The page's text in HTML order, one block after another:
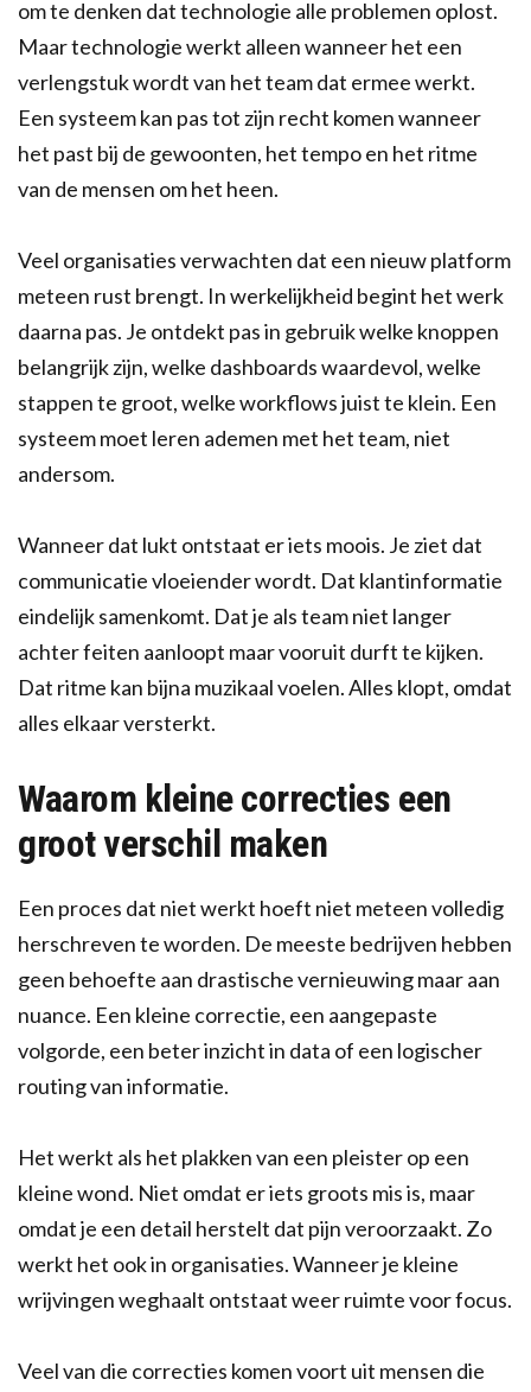
om te denken dat technologie alle problemen oplost.
Maar technologie werkt alleen wanneer het een
verlengstuk wordt van het team dat ermee werkt.
Een systeem kan pas tot zijn recht komen wanneer
het past bij de gewoonten, het tempo en het ritme
van de mensen om het heen.
Veel organisaties verwachten dat een nieuw platform
meteen rust brengt. In werkelijkheid begint het werk
daarna pas. Je ontdekt pas in gebruik welke knoppen
belangrijk zijn, welke dashboards waardevol, welke
stappen te groot, welke workflows juist te klein. Een
systeem moet leren ademen met het team, niet
andersom.
Wanneer dat lukt ontstaat er iets moois. Je ziet dat
communicatie vloeiender wordt. Dat klantinformatie
eindelijk samenkomt. Dat je als team niet langer
achter feiten aanloopt maar vooruit durft te kijken.
Dat ritme kan bijna muzikaal voelen. Alles klopt, omdat
alles elkaar versterkt.
Waarom kleine correcties een
groot verschil maken
Een proces dat niet werkt hoeft niet meteen volledig
herschreven te worden. De meeste bedrijven hebben
geen behoefte aan drastische vernieuwing maar aan
nuance. Een kleine correctie, een aangepaste
volgorde, een beter inzicht in data of een logischer
routing van informatie.
Het werkt als het plakken van een pleister op een
kleine wond. Niet omdat er iets groots mis is, maar
omdat je een detail herstelt dat pijn veroorzaakt. Zo
werkt het ook in organisaties. Wanneer je kleine
wrijvingen weghaalt ontstaat weer ruimte voor focus.
Veel van die correcties komen voort uit mensen die